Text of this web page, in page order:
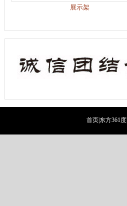
展示架
首页|东方361度|